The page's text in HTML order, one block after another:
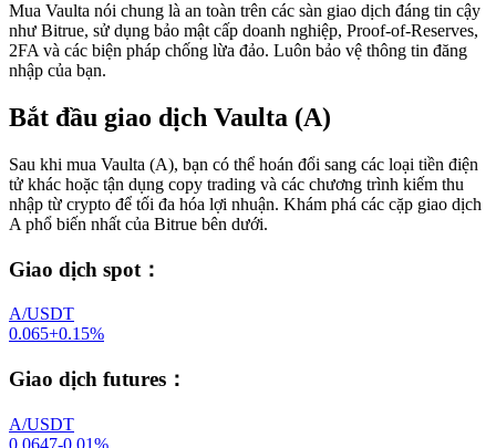
Mua Vaulta nói chung là an toàn trên các sàn giao dịch đáng tin cậy
như Bitrue, sử dụng bảo mật cấp doanh nghiệp, Proof-of-Reserves,
2FA và các biện pháp chống lừa đảo. Luôn bảo vệ thông tin đăng
nhập của bạn.
Bắt đầu giao dịch Vaulta (A)
Sau khi mua Vaulta (A), bạn có thể hoán đổi sang các loại tiền điện
tử khác hoặc tận dụng copy trading và các chương trình kiếm thu
nhập từ crypto để tối đa hóa lợi nhuận. Khám phá các cặp giao dịch
A phổ biến nhất của Bitrue bên dưới.
Giao dịch spot ：
A/USDT
0.065+0.15%
Giao dịch futures ：
A/USDT
0.0647-0.01%